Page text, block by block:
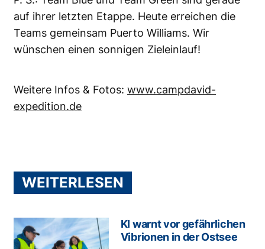
auf ihrer letzten Etappe. Heute erreichen die
Teams gemeinsam Puerto Williams. Wir
wünschen einen sonnigen Zieleinlauf!
Weitere Infos & Fotos: www.campdavid-
expedition.de
WEITERLESEN
KI warnt vor gefährlichen
Vibrionen in der Ostsee